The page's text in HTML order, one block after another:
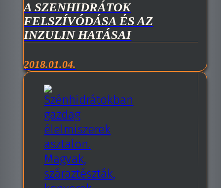
A SZENHIDRÁTOK
FELSZÍVÓDÁSA ÉS AZ
INZULIN HATÁSAI
2018.01.04.